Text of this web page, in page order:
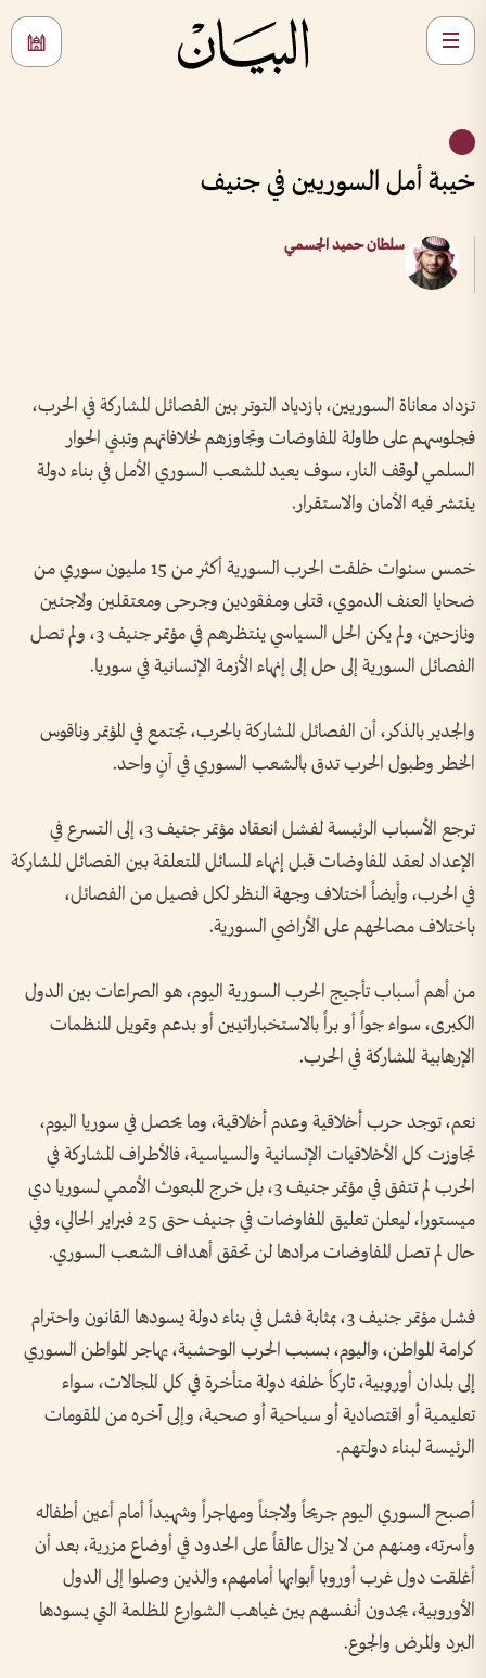
خيبة أمل السوريين في جنيف
سلطان حميد الجسمي
تزداد معاناة السوريين، بازدياد التوتر بين الفصائل المشاركة في الحرب،
فجلوسهم على طاولة المفاوضات وتجاوزهم لخلافاتهم وتبني الحوار
السلمي لوقف النار، سوف يعيد للشعب السوري الأمل في بناء دولة
ينتشر فيه الأمان والاستقرار.
خمس سنوات خلفت الحرب السورية أكثر من 15 مليون سوري من
ضحايا العنف الدموي، قتلى ومفقودين وجرحى ومعتقلين ولاجئين
ونازحين، ولم يكن الحل السياسي ينتظرهم في مؤتمر جنيف 3، ولم تصل
الفصائل السورية إلى حل إلى إنهاء الأزمة الإنسانية في سوريا.
والجدير بالذكر، أن الفصائل المشاركة بالحرب، تجتمع في المؤتمر وناقوس
الخطر وطبول الحرب تدق بالشعب السوري في آنٍ واحد.
ترجع الأسباب الرئيسة لفشل انعقاد مؤتمر جنيف 3، إلى التسرع في
الإعداد لعقد المفاوضات قبل إنهاء المسائل المتعلقة بين الفصائل المشاركة
في الحرب، وأيضاً اختلاف وجهة النظر لكل فصيل من الفصائل،
باختلاف مصالحهم على الأراضي السورية.
من أهم أسباب تأجيج الحرب السورية اليوم، هو الصراعات بين الدول
الكبرى، سواء جواً أو براً بالاستخباراتيين أو بدعم وتمويل المنظمات
الإرهابية المشاركة في الحرب.
نعم، توجد حرب أخلاقية وعدم أخلاقية، وما يحصل في سوريا اليوم،
تجاوزت كل الأخلاقيات الإنسانية والسياسية، فالأطراف المشاركة في
الحرب لم تتفق في مؤتمر جنيف 3، بل خرج المبعوث الأممي لسوريا دي
ميستورا، ليعلن تعليق المفاوضات في جنيف حتى 25 فبراير الحالي، وفي
حال لم تصل المفاوضات مرادها لن تحقق أهداف الشعب السوري.
فشل مؤتمر جنيف 3، بمثابة فشل في بناء دولة يسودها القانون واحترام
كرامة المواطن، واليوم، بسبب الحرب الوحشية، يهاجر المواطن السوري
إلى بلدان أوروبية، تاركاً خلفه دولة متأخرة في كل المجالات، سواء
تعليمية أو اقتصادية أو سياحية أو صحية، وإلى آخره من المقومات
الرئيسة لبناء دولتهم.
أصبح السوري اليوم جريحاً ولاجئاً ومهاجراً وشهيداً أمام أعين أطفاله
وأسرته، ومنهم من لا يزال عالقاً على الحدود في أوضاع مزرية، بعد أن
أغلقت دول غرب أوروبا أبوابها أمامهم، والذين وصلوا إلى الدول
الأوروبية، يجدون أنفسهم بين غياهب الشوارع المظلمة التي يسودها
البرد والمرض والجوع.